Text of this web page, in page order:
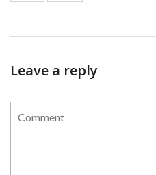
Leave a reply